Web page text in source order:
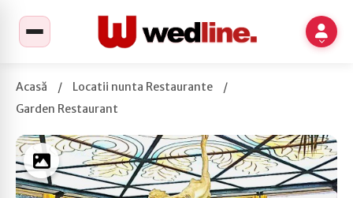
Acasă / Locatii nunta Restaurante
/
Garden Restaurant